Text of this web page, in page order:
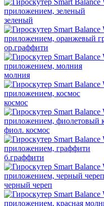
зеленый
ор.граффити
молния
космос
фиол. космос
б.граффити
черный череп